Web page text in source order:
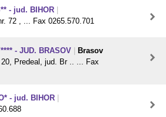
- jud. BIHOR
72 , ... Fax 0265.570.701
- JUD. BRASOV
Brasov
Predeal, jud. Br .. ... Fax
- jud. BIHOR